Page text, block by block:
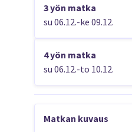
3 yön matka
su 06.12.-ke 09.12.
4 yön matka
su 06.12.-to 10.12.
Matkan kuvaus